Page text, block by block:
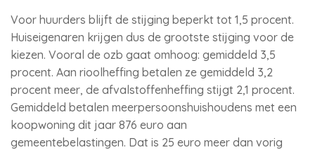
Voor huurders blijft de stijging beperkt tot 1,5 procent.
Huiseigenaren krijgen dus de grootste stijging voor de
kiezen. Vooral de ozb gaat omhoog: gemiddeld 3,5
procent. Aan rioolheffing betalen ze gemiddeld 3,2
procent meer, de afvalstoffenheffing stijgt 2,1 procent.
Gemiddeld betalen meerpersoonshuishoudens met een
koopwoning dit jaar 876 euro aan
gemeentebelastingen. Dat is 25 euro meer dan vorig